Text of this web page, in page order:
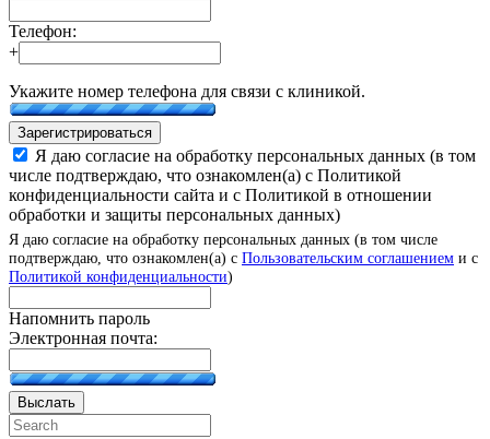
Телефон:
+
Укажите номер телефона для связи с клиникой.
Зарегистрироваться
Я даю согласие на обработку персональных данных (в том
числе подтверждаю, что ознакомлен(а) с Политикой
конфиденциальности сайта и с Политикой в отношении
обработки и защиты персональных данных)
Я даю согласие на обработку персональных данных (в том числе
подтверждаю, что ознакомлен(а) с Пользовательским соглашением и с
Политикой конфиденциальности)
Напомнить пароль
Электронная почта:
Выслать